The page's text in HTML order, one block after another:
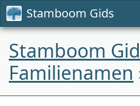
Stamboom Gids
Stamboom
Familienamen